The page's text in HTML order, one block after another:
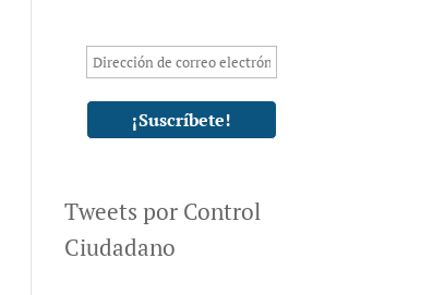
Tweets por Control
Ciudadano